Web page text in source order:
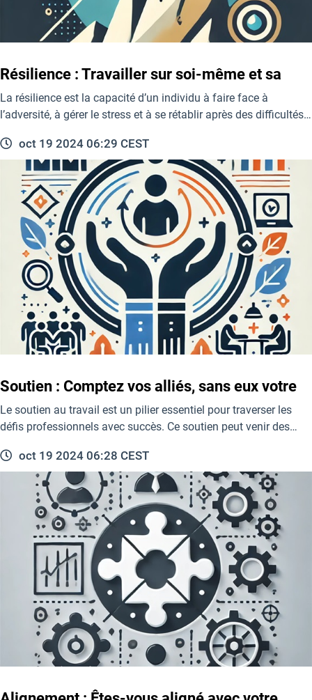
Résilience : Travailler sur soi-même et sa
La résilience est la capacité d’un individu à faire face à
l’adversité, à gérer le stress et à se rétablir après des difficultés…
oct 19 2024 06:29 CEST
Soutien : Comptez vos alliés, sans eux votre
Le soutien au travail est un pilier essentiel pour traverser les
défis professionnels avec succès. Ce soutien peut venir des…
oct 19 2024 06:28 CEST